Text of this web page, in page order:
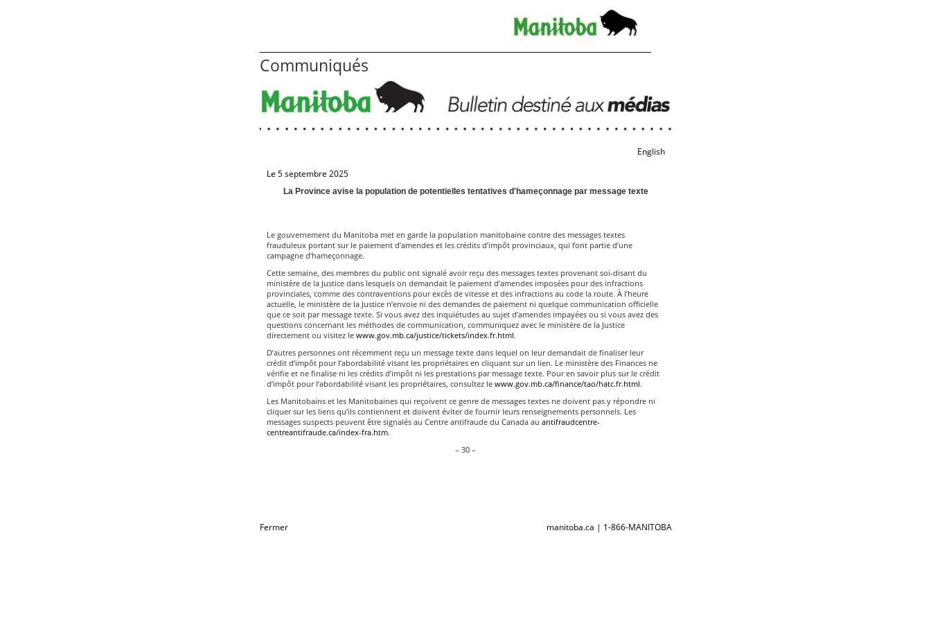
Communiqués
English
Le 5 septembre 2025
La Province avise la population de potentielles tentatives d'hameçonnage par message texte
Le gouvernement du Manitoba met en garde la population manitobaine contre des messages textes
frauduleux portant sur le paiement d’amendes et les crédits d’impôt provinciaux, qui font partie d’une
campagne d’hameçonnage.
Cette semaine, des membres du public ont signalé avoir reçu des messages textes provenant soi-disant du
ministère de la Justice dans lesquels on demandait le paiement d’amendes imposées pour des infractions
provinciales, comme des contraventions pour excès de vitesse et des infractions au code la route. À l’heure
actuelle, le ministère de la Justice n’envoie ni des demandes de paiement ni quelque communication officielle
que ce soit par message texte. Si vous avez des inquiétudes au sujet d’amendes impayées ou si vous avez des
questions concernant les méthodes de communication, communiquez avec le ministère de la Justice
directement ou visitez le www.gov.mb.ca/justice/tickets/index.fr.html.
D’autres personnes ont récemment reçu un message texte dans lequel on leur demandait de finaliser leur
crédit d’impôt pour l’abordabilité visant les propriétaires en cliquant sur un lien. Le ministère des Finances ne
vérifie et ne finalise ni les crédits d’impôt ni les prestations par message texte. Pour en savoir plus sur le crédit
d’impôt pour l’abordabilité visant les propriétaires, consultez le www.gov.mb.ca/finance/tao/hatc.fr.html.
Les Manitobains et les Manitobaines qui reçoivent ce genre de messages textes ne doivent pas y répondre ni
cliquer sur les liens qu’ils contiennent et doivent éviter de fournir leurs renseignements personnels. Les
messages suspects peuvent être signalés au Centre antifraude du Canada au antifraudcentre-
centreantifraude.ca/index-fra.htm.
– 30 –
Fermer manitoba.ca | 1-866-MANITOBA